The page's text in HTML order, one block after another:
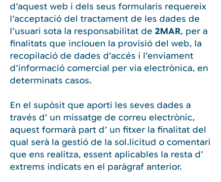
d’aquest web i dels seus formularis requereix
l’acceptació del tractament de les dades de
l’usuari sota la responsabilitat de 2MAR, per a
finalitats que inclouen la provisió del web, la
recopilació de dades d’accés i l’enviament
d’informació comercial per via electrònica, en
determinats casos.
En el supòsit que aporti les seves dades a
través d’ un missatge de correu electrònic,
aquest formarà part d’ un fitxer la finalitat del
qual serà la gestió de la sol.licitud o comentari
que ens realitza, essent aplicables la resta d’
extrems indicats en el paràgraf anterior.